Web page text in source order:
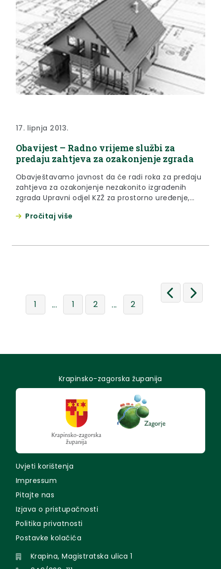
17. lipnja 2013.
Obavijest – Radno vrijeme službi za
predaju zahtjeva za ozakonjenje zgrada
Obavještavamo javnost da će radi roka za predaju
zahtjeva za ozakonjenje nezakonito izgrađenih
zgrada Upravni odjel KZŽ za prostorno uređenje,
Klanjcu, Donjoj Stubici, Zaboku i Zlataru dana 26.,
Pročitaj više
1 ... 1 2 ... 2
Krapinsko-zagorska županija
Uvjeti korištenja
Impressum
Pitajte nas
Izjava o pristupačnosti
Politika privatnosti
Postavke kolačića
Krapina, Magistratska ulica 1